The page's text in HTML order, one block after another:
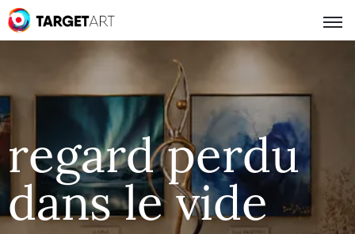
regard perdu
dans le vide